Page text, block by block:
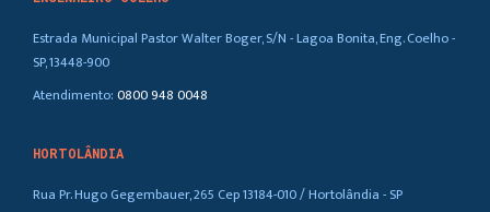
Estrada Municipal Pastor Walter Boger, S/N - Lagoa Bonita, Eng. Coelho -
SP, 13448-900
Atendimento:0800 948 0048
HORTOLÂNDIA
Rua Pr. Hugo Gegembauer, 265 Cep 13184-010 / Hortolândia - SP